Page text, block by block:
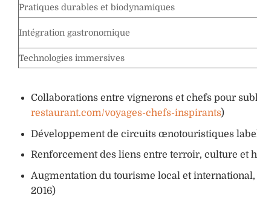
Pratiques durables et biodynamiques
Intégration gastronomique
Technologies immersives
Collaborations entre vignerons et chefs pour
restaurant.com/voyages-chefs-inspirants)
Développement de circuits œnotouristiques
Renforcement des liens entre terroir, culture et
Augmentation du tourisme local et
2016)